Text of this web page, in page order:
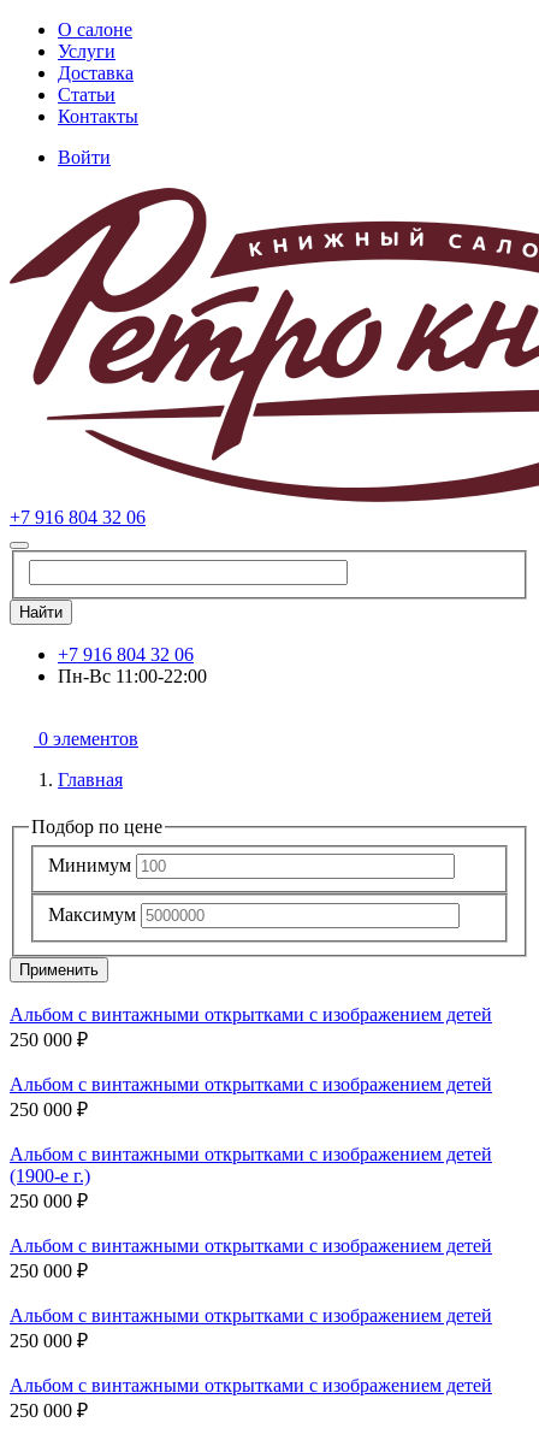
Перейти
основному
содержанию
Основная
навигация
О салоне
Услуги
Доставка
Статьи
Контакты
учётной
записи
пользователя
Войти
+7 916 804 32 06
Найти
+7 916 804 32 06
Пн-Вс 11:00-22:00
0 элементов
Главная
Подбор по цене
Минимум
Максимум
Применить
Альбом с винтажными открытками с изображением детей
250 000 ₽
Альбом с винтажными открытками с изображением детей
250 000 ₽
Альбом с винтажными открытками с изображением детей
(1900-е г.)
250 000 ₽
Альбом с винтажными открытками с изображением детей
250 000 ₽
Альбом с винтажными открытками с изображением детей
250 000 ₽
Альбом с винтажными открытками с изображением детей
250 000 ₽